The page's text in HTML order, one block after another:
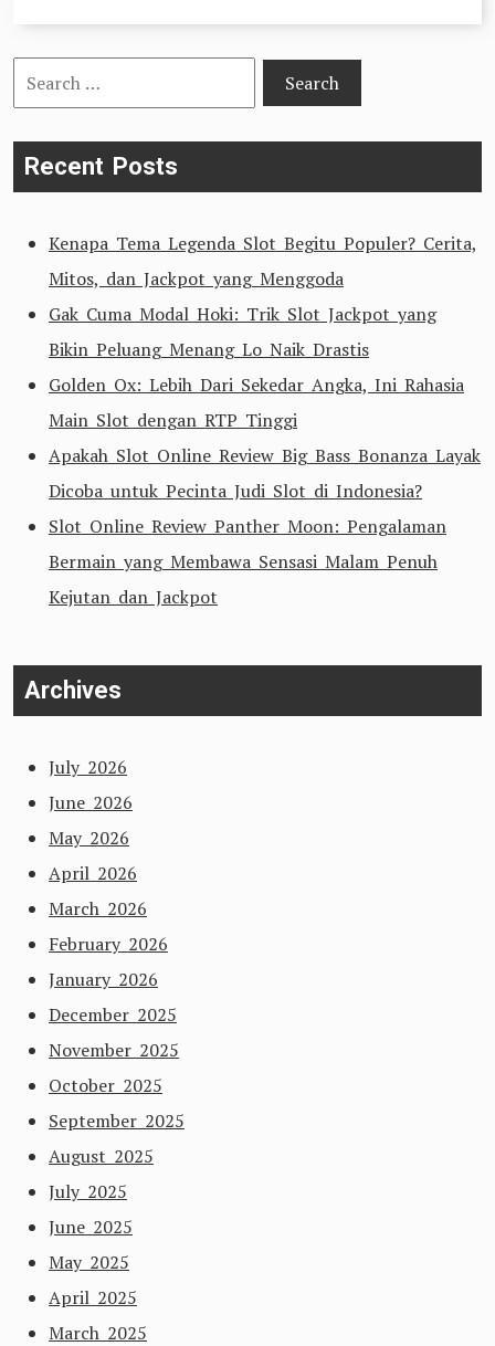
Search
for:
Recent Posts
Kenapa Tema Legenda Slot Begitu Populer? Cerita,
Mitos, dan Jackpot yang Menggoda
Gak Cuma Modal Hoki: Trik Slot Jackpot yang
Bikin Peluang Menang Lo Naik Drastis
Golden Ox: Lebih Dari Sekedar Angka, Ini Rahasia
Main Slot dengan RTP Tinggi
Apakah Slot Online Review Big Bass Bonanza Layak
Dicoba untuk Pecinta Judi Slot di Indonesia?
Slot Online Review Panther Moon: Pengalaman
Bermain yang Membawa Sensasi Malam Penuh
Kejutan dan Jackpot
Archives
July 2026
June 2026
May 2026
April 2026
March 2026
February 2026
January 2026
December 2025
November 2025
October 2025
September 2025
August 2025
July 2025
June 2025
May 2025
April 2025
March 2025